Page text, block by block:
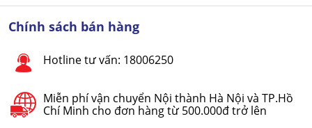
Chính sách bán hàng
Hotline tư vấn: 18006250
Miễn phí vận chuyển Nội thành Hà Nội và TP.Hồ
Chí Minh cho đơn hàng từ 500.000đ trở lên